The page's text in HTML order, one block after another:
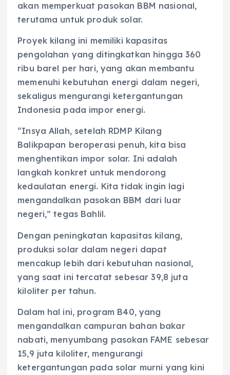
akan memperkuat pasokan BBM nasional,
terutama untuk produk solar.
Proyek kilang ini memiliki kapasitas
pengolahan yang ditingkatkan hingga 360
ribu barel per hari, yang akan membantu
memenuhi kebutuhan energi dalam negeri,
sekaligus mengurangi ketergantungan
Indonesia pada impor energi.
“Insya Allah, setelah RDMP Kilang
Balikpapan beroperasi penuh, kita bisa
menghentikan impor solar. Ini adalah
langkah konkret untuk mendorong
kedaulatan energi. Kita tidak ingin lagi
mengandalkan pasokan BBM dari luar
negeri,” tegas Bahlil.
Dengan peningkatan kapasitas kilang,
produksi solar dalam negeri dapat
mencakup lebih dari kebutuhan nasional,
yang saat ini tercatat sebesar 39,8 juta
kiloliter per tahun.
Dalam hal ini, program B40, yang
mengandalkan campuran bahan bakar
nabati, menyumbang pasokan FAME sebesar
15,9 juta kiloliter, mengurangi
ketergantungan pada solar murni yang kini